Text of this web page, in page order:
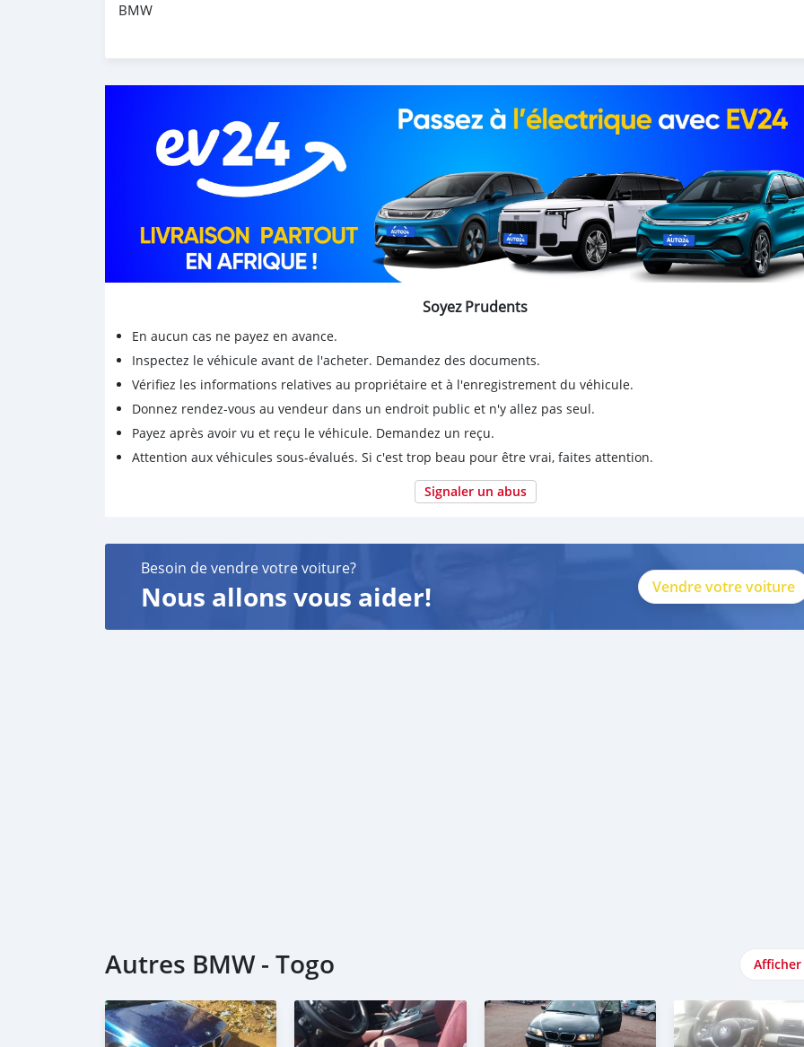
BMW
Soyez Prudents
En aucun cas ne payez en avance.
Inspectez le véhicule avant de l'acheter. Demandez des documents.
Vérifiez les informations relatives au propriétaire et à l'enregistrement du véhicule.
Donnez rendez-vous au vendeur dans un endroit public et n'y allez pas seul.
Payez après avoir vu et reçu le véhicule. Demandez un reçu.
Attention aux véhicules sous-évalués. Si c'est trop beau pour être vrai, faites attention.
Signaler un abus
Besoin de vendre votre voiture?
Nous allons vous aider! Vendre votre voiture
Autres BMW - Togo